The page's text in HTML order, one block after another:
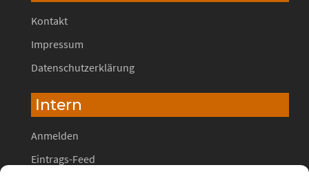
Kontakt
Impressum
Datenschutzerklärung
Intern
Anmelden
Eintrags-Feed